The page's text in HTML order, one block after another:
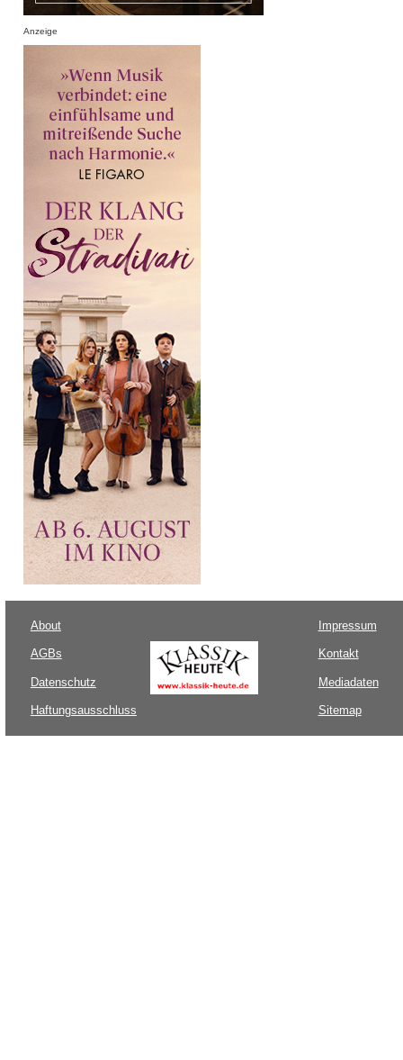
Anzeige
About
AGBs
Datenschutz
Haftungsausschluss
Impressum
Kontakt
Mediadaten
Sitemap